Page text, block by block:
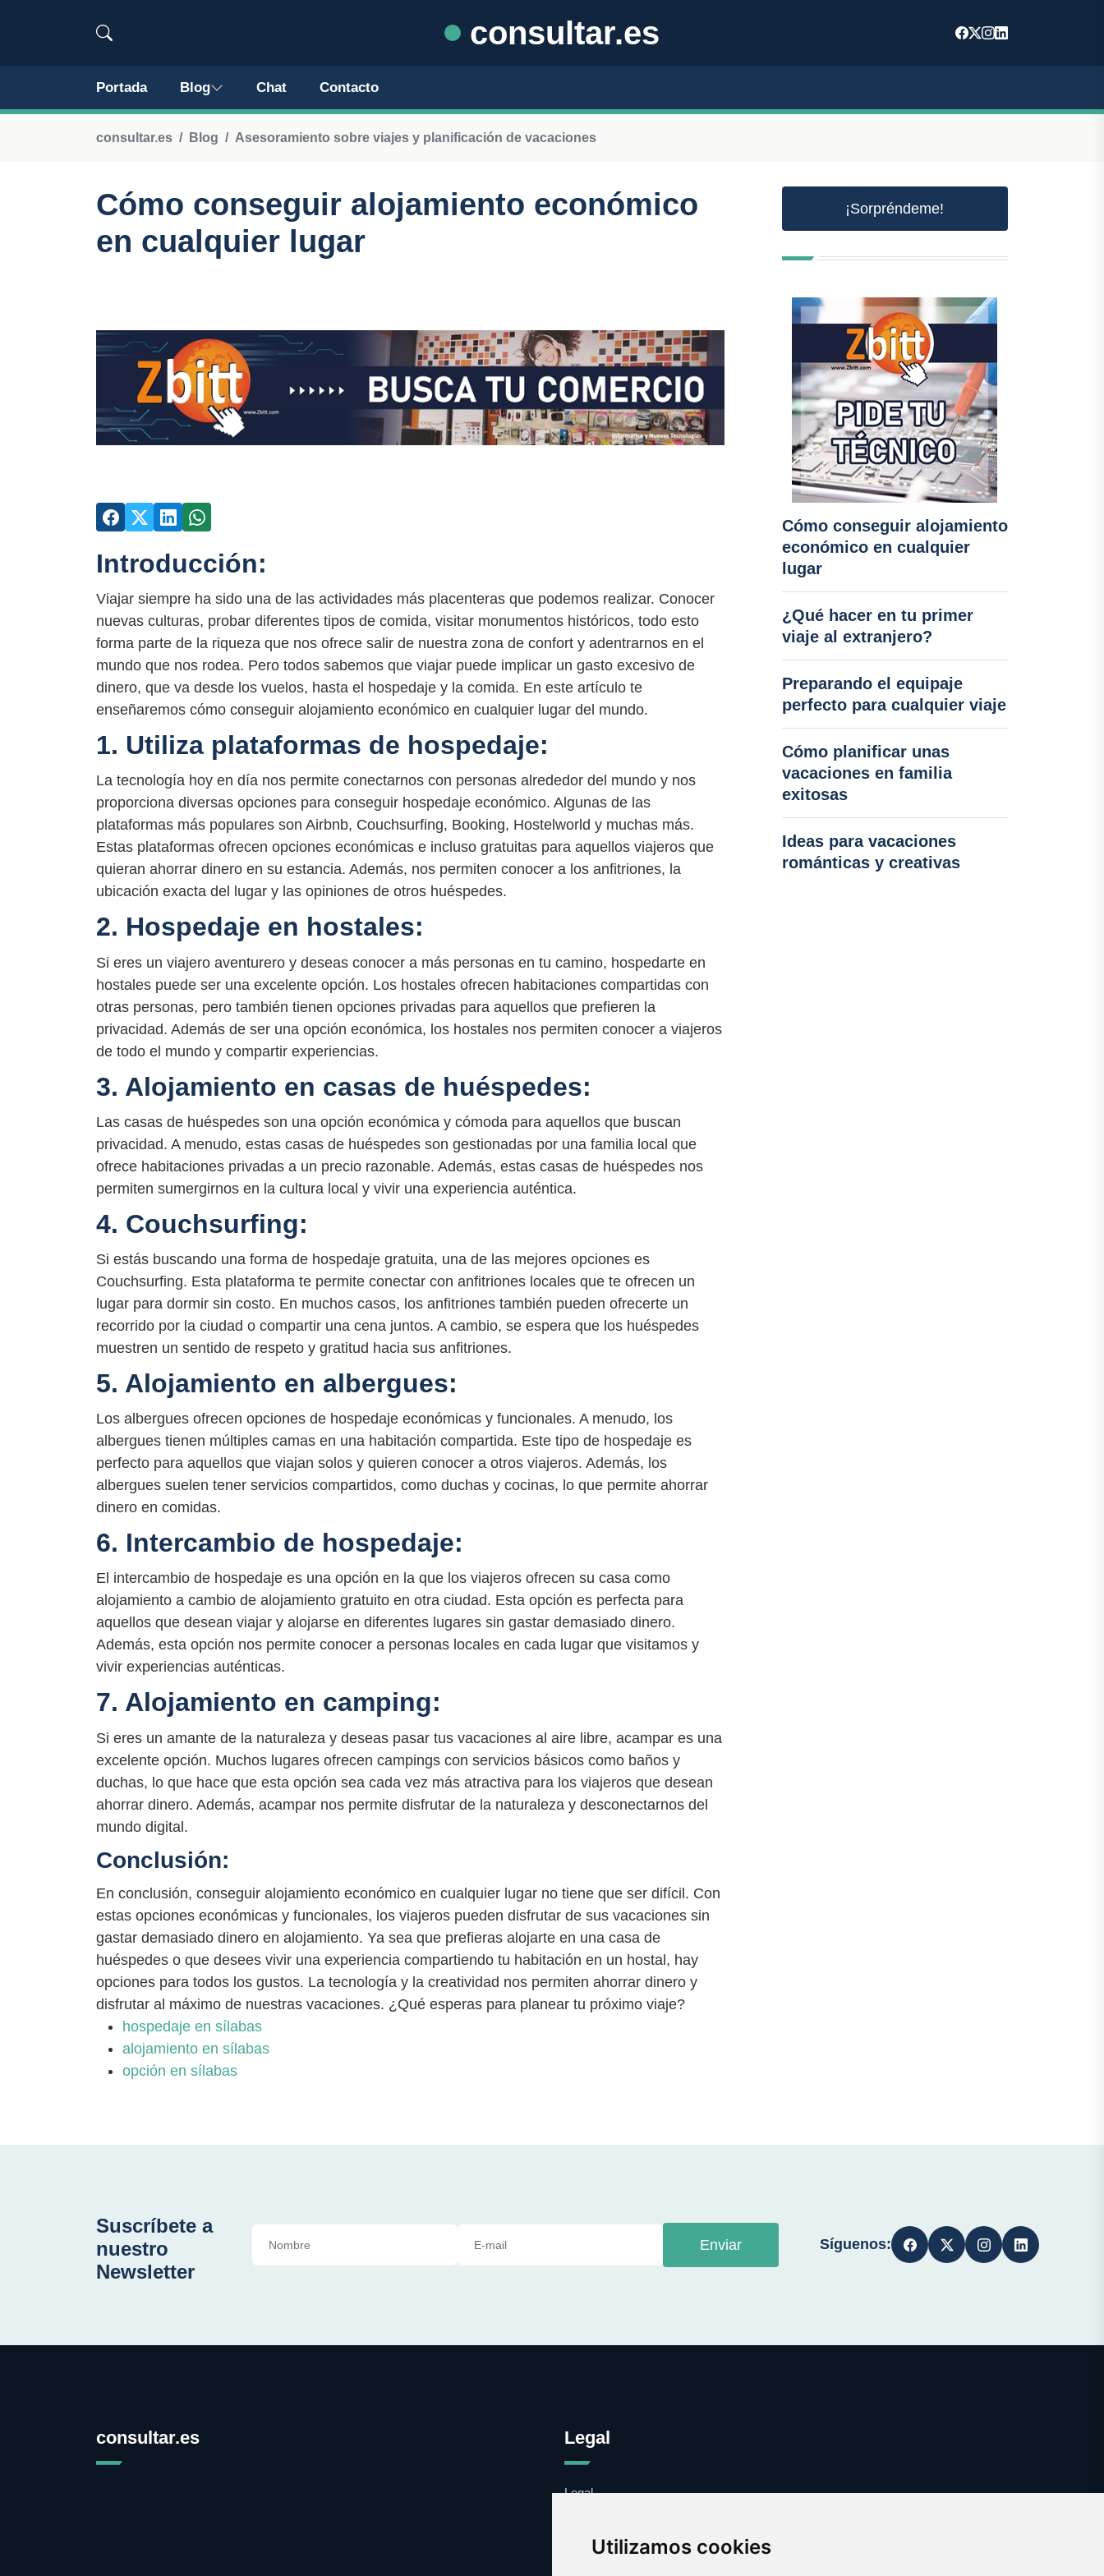
Utilizamos cookies
consultar.es
Portada Blog Chat Contacto
consultar.es Blog Asesoramiento sobre viajes y planificación de vacaciones
Cómo conseguir alojamiento económico
en cualquier lugar
Introducción:
Viajar siempre ha sido una de las actividades más placenteras que podemos realizar. Conocer
nuevas culturas, probar diferentes tipos de comida, visitar monumentos históricos, todo esto
forma parte de la riqueza que nos ofrece salir de nuestra zona de confort y adentrarnos en el
mundo que nos rodea. Pero todos sabemos que viajar puede implicar un gasto excesivo de
dinero, que va desde los vuelos, hasta el hospedaje y la comida. En este artículo te
enseñaremos cómo conseguir alojamiento económico en cualquier lugar del mundo.
1. Utiliza plataformas de hospedaje:
La tecnología hoy en día nos permite conectarnos con personas alrededor del mundo y nos
proporciona diversas opciones para conseguir hospedaje económico. Algunas de las
plataformas más populares son Airbnb, Couchsurfing, Booking, Hostelworld y muchas más.
Estas plataformas ofrecen opciones económicas e incluso gratuitas para aquellos viajeros que
quieran ahorrar dinero en su estancia. Además, nos permiten conocer a los anfitriones, la
ubicación exacta del lugar y las opiniones de otros huéspedes.
2. Hospedaje en hostales:
Si eres un viajero aventurero y deseas conocer a más personas en tu camino, hospedarte en
hostales puede ser una excelente opción. Los hostales ofrecen habitaciones compartidas con
otras personas, pero también tienen opciones privadas para aquellos que prefieren la
privacidad. Además de ser una opción económica, los hostales nos permiten conocer a viajeros
de todo el mundo y compartir experiencias.
3. Alojamiento en casas de huéspedes:
Las casas de huéspedes son una opción económica y cómoda para aquellos que buscan
privacidad. A menudo, estas casas de huéspedes son gestionadas por una familia local que
ofrece habitaciones privadas a un precio razonable. Además, estas casas de huéspedes nos
permiten sumergirnos en la cultura local y vivir una experiencia auténtica.
4. Couchsurfing:
Si estás buscando una forma de hospedaje gratuita, una de las mejores opciones es
Couchsurfing. Esta plataforma te permite conectar con anfitriones locales que te ofrecen un
lugar para dormir sin costo. En muchos casos, los anfitriones también pueden ofrecerte un
recorrido por la ciudad o compartir una cena juntos. A cambio, se espera que los huéspedes
muestren un sentido de respeto y gratitud hacia sus anfitriones.
5. Alojamiento en albergues:
Los albergues ofrecen opciones de hospedaje económicas y funcionales. A menudo, los
albergues tienen múltiples camas en una habitación compartida. Este tipo de hospedaje es
perfecto para aquellos que viajan solos y quieren conocer a otros viajeros. Además, los
albergues suelen tener servicios compartidos, como duchas y cocinas, lo que permite ahorrar
dinero en comidas.
6. Intercambio de hospedaje:
El intercambio de hospedaje es una opción en la que los viajeros ofrecen su casa como
alojamiento a cambio de alojamiento gratuito en otra ciudad. Esta opción es perfecta para
aquellos que desean viajar y alojarse en diferentes lugares sin gastar demasiado dinero.
Además, esta opción nos permite conocer a personas locales en cada lugar que visitamos y
vivir experiencias auténticas.
7. Alojamiento en camping:
Si eres un amante de la naturaleza y deseas pasar tus vacaciones al aire libre, acampar es una
excelente opción. Muchos lugares ofrecen campings con servicios básicos como baños y
duchas, lo que hace que esta opción sea cada vez más atractiva para los viajeros que desean
ahorrar dinero. Además, acampar nos permite disfrutar de la naturaleza y desconectarnos del
mundo digital.
Conclusión:
En conclusión, conseguir alojamiento económico en cualquier lugar no tiene que ser difícil. Con
estas opciones económicas y funcionales, los viajeros pueden disfrutar de sus vacaciones sin
gastar demasiado dinero en alojamiento. Ya sea que prefieras alojarte en una casa de
huéspedes o que desees vivir una experiencia compartiendo tu habitación en un hostal, hay
opciones para todos los gustos. La tecnología y la creatividad nos permiten ahorrar dinero y
disfrutar al máximo de nuestras vacaciones. ¿Qué esperas para planear tu próximo viaje?
hospedaje en sílabas
alojamiento en sílabas
opción en sílabas
¡Sorpréndeme!
Cómo conseguir alojamiento
económico en cualquier
lugar
¿Qué hacer en tu primer
viaje al extranjero?
Preparando el equipaje
perfecto para cualquier viaje
Cómo planificar unas
vacaciones en familia
exitosas
Ideas para vacaciones
románticas y creativas
Suscríbete a
nuestro
Newsletter
Enviar Síguenos:
consultar.es Legal
Legal
Contacto